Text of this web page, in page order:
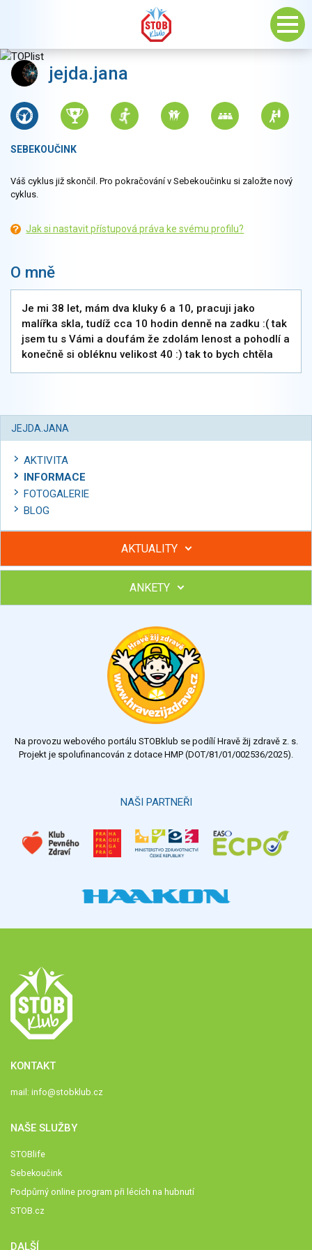
jejda.jana
SEBEKOUČINK
Váš cyklus již skončil. Pro pokračování v Sebekoučinku si založte nový
cyklus.
Jak si nastavit přístupová práva ke svému profilu?
O mně
Je mi 38 let, mám dva kluky 6 a 10, pracuji jako
malířka skla, tudíž cca 10 hodin denně na zadku :( tak
jsem tu s Vámi a doufám že zdolám lenost a pohodlí a
konečně si obléknu velikost 40 :) tak to bych chtěla
JEJDA.JANA
AKTIVITA
INFORMACE
FOTOGALERIE
BLOG
AKTUALITY
Hubněte s podporou lektorky a skupiny v kurzech STOBu
Chcete poradit s hubnutím? Najděte si odborníka STOBu ve
ANKETY
Výsledky Všechny ankety
Na provozu webového portálu STOBklub se podílí Hravě žij zdravě z. s.
Projekt je spolufinancován z dotace HMP (DOT/81/01/002536/2025).
NAŠI PARTNEŘI
KONTAKT
mail: info@stobklub.cz
NAŠE SLUŽBY
STOBlife
Sebekoučink
Podpůrný online program při lécích na hubnutí
STOB.cz
DALŠÍ